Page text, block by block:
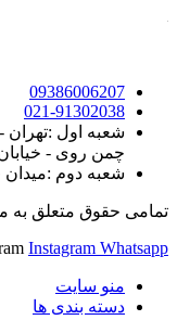
09386006207
021-91302038
شعبه اول :تهران
چمن روی - خیابان کارگر -
شعبه دوم :میدان
تمامی حقوق متعلق
Instagram Whatsapp
منو سایت
دسته بندی ها